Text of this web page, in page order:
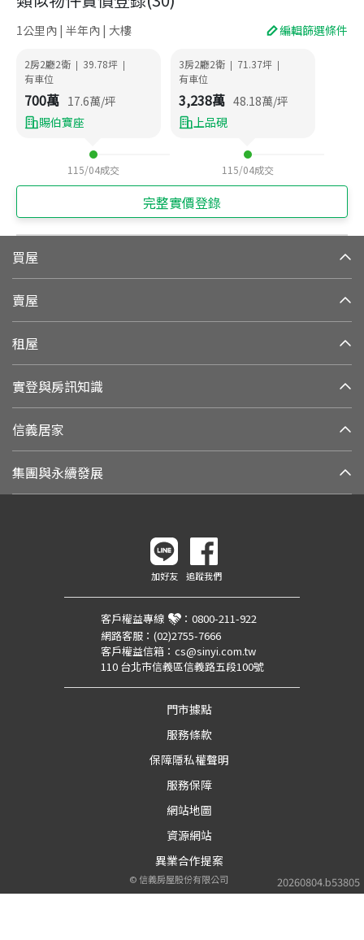
1公里內 | 半年內 | 大樓 編輯篩選條件
2房2廳2衛 | 39.78坪 |
有車位
700萬 17.6萬/坪
賜伯寶座
115/04成交
3房2廳2衛 | 71.37坪 |
有車位
3,238萬 48.18萬/坪
上品硯
115/04成交
完整實價登錄
買屋
賣屋
租屋
實登與房訊知識
信義居家
集團與永續發展
20260804.b53805
加好友 追蹤我們
客戶權益專線 ： 0800-211-922
網路客服： (02)2755-7666
客戶權益信箱： cs@sinyi.com.tw
110 台北市信義區信義路五段100號
門市據點
服務條款
保障隱私權聲明
服務保障
網站地圖
資源網站
異業合作提案
©信義房屋股份有限公司